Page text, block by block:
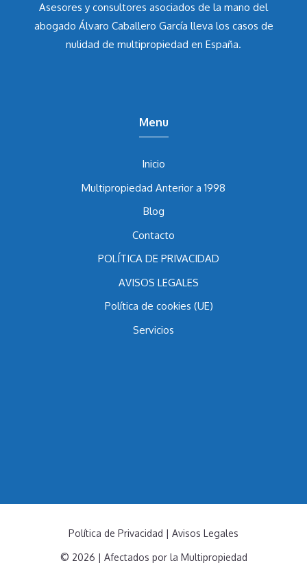
Asesores y consultores asociados de la mano del
abogado Álvaro Caballero García lleva los casos de
nulidad de multipropiedad en España.
Menu
Inicio
Multipropiedad Anterior a 1998
Blog
Contacto
POLÍTICA DE PRIVACIDAD
AVISOS LEGALES
Política de cookies (UE)
Servicios
Política de Privacidad | Avisos Legales
© 2026 | Afectados por la Multipropiedad